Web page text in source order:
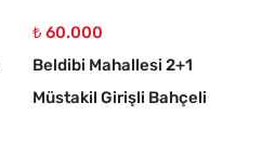
₺ 60.000
Beldibi Mahallesi 2+1
Müstakil Girişli Bahçeli